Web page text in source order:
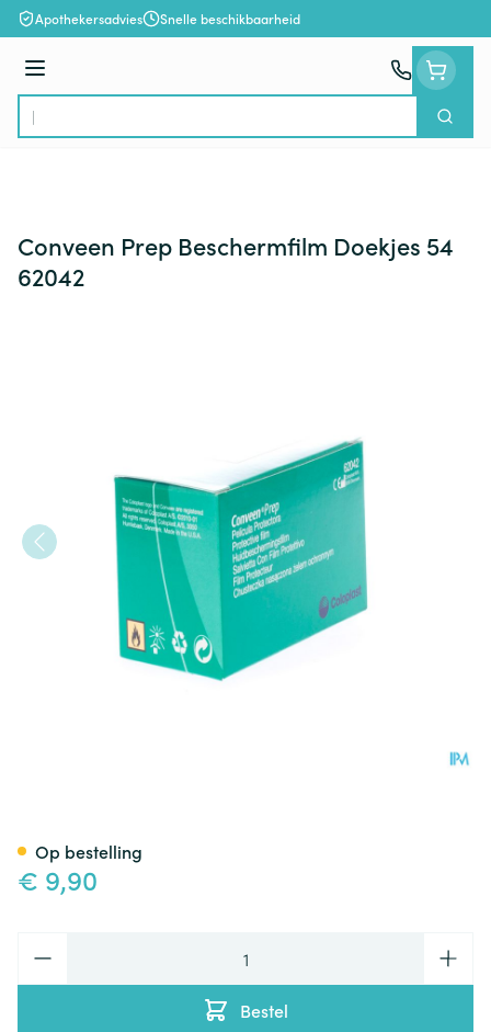
Ga naar de inhoud
Apothekersadvies Snelle beschikbaarheid
Menu
Product, merk, categorie...
Zoek
Conveen Prep Beschermfilm Doekjes 54
62042
€ 9,90
Bestel
Op bestelling